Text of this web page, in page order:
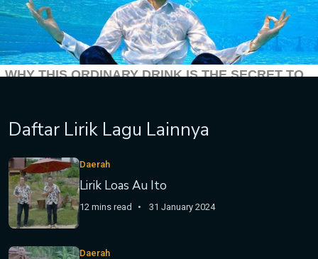
Daftar Lirik Lagu Lainnya
Daerah
Lirik Loas Au Ito
12 mins read 31 January 2024
Daerah